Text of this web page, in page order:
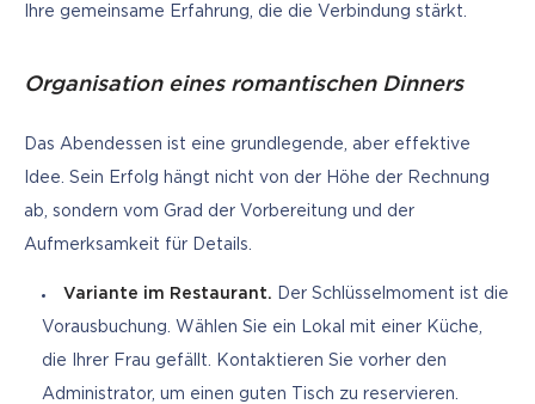
Ihre gemeinsame Erfahrung, die die Verbindung stärkt.
Organisation eines romantischen Dinners
Das Abendessen ist eine grundlegende, aber effektive
Idee. Sein Erfolg hängt nicht von der Höhe der Rechnung
ab, sondern vom Grad der Vorbereitung und der
Aufmerksamkeit für Details.
Variante im Restaurant. Der Schlüsselmoment ist die
Vorausbuchung. Wählen Sie ein Lokal mit einer Küche,
die Ihrer Frau gefällt. Kontaktieren Sie vorher den
Administrator, um einen guten Tisch zu reservieren.